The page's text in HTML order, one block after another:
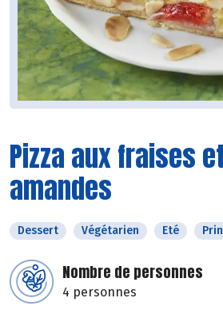
Pizza aux fraises
amandes
Dessert Végétarien Eté
Nombre de personnes
4 personnes